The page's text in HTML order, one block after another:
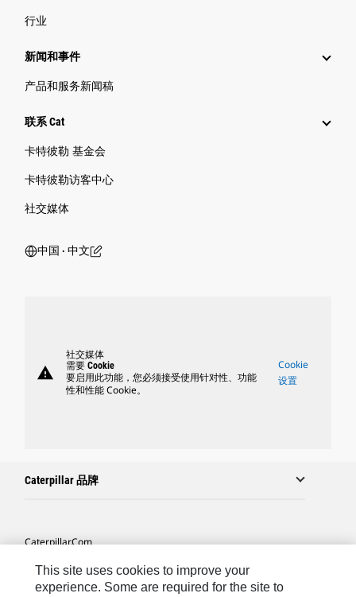
行业
新闻和事件
产品和服务新闻稿
联系 Cat
卡特彼勒 基金会
卡特彼勒访客中心
社交媒体
中国 ‧ 中文
warning
社交媒体
需要 Cookie
要启用此功能，您必须接受使用针对性、功能
性和性能 Cookie。
Cookie
设置
Caterpillar 品牌
Caterpillar.com
联系 Caterpillar
站点地图
This site uses cookies to improve your
experience. Some are required for the site to